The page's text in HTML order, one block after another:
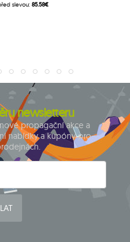
slevou:85.58€
newsletteru
propagační akce a
nabídky a kupóny pro